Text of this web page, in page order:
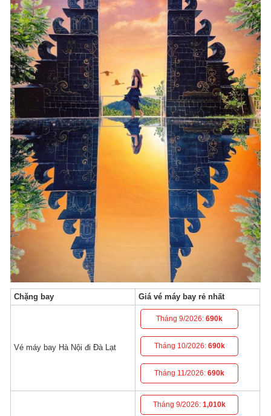
Chặng bay Giá vé máy bay rẻ nhất
Vé máy bay Hà Nội đi Đà Lạt
Tháng 9/2026:690k
Tháng 10/2026: 690k
Tháng 11/2026:690k
Tháng 9/2026:1,010k